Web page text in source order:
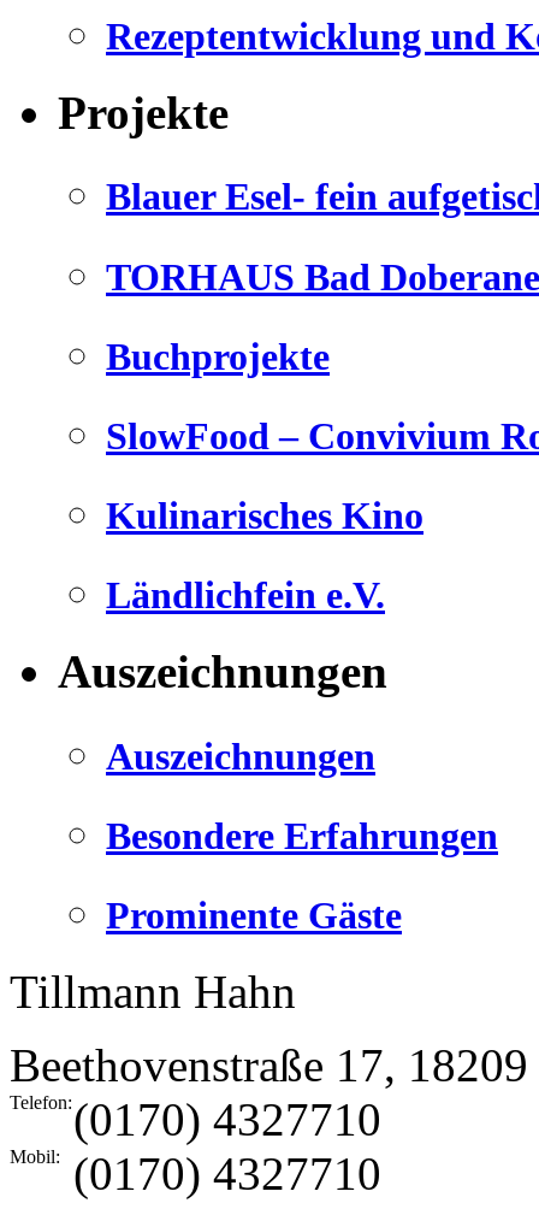
Rezeptentwicklung und
Projekte
Blauer Esel- fein
TORHAUS Bad
Buchprojekte
SlowFood – Convivium
Kulinarisches Kino
Ländlichfein e.V.
Auszeichnungen
Auszeichnungen
Besondere Erfahrungen
Prominente Gäste
Tillmann Hahn
Beethovenstraße 17, 18209
Telefon:(0170) 4327710
Mobil: (0170) 4327710